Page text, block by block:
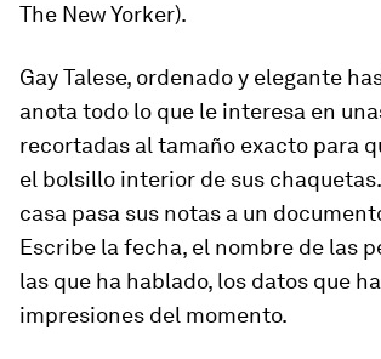
The New Yorker).
Gay Talese, ordenado y elegante
anota todo lo que le interesa en
recortadas al tamaño exacto para
el bolsillo interior de sus
casa pasa sus notas a un
Escribe la fecha, el nombre de las
las que ha hablado, los datos que
impresiones del momento.